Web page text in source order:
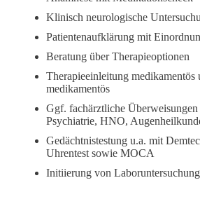
Klinisch neurologische
Patientenaufklärung mit
Beratung über Therapieoptionen
Therapieeinleitung medikamentös
medikamentös
Ggf. fachärztliche
Psychiatrie, HNO,
Gedächtnistestung u.a. mit
Uhrentest sowie MOCA
Initiierung von